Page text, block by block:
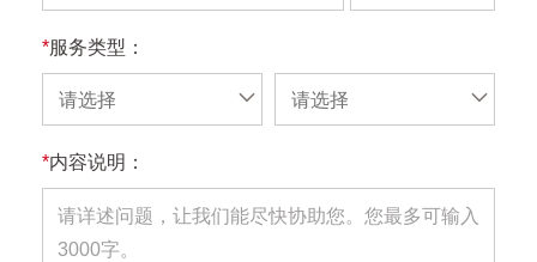
*服务类型：
请选择 请选择
*内容说明：